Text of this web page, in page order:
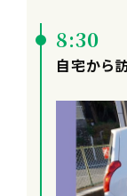
8:30
自宅から